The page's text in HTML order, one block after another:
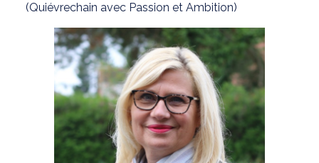
(Quiévrechain avec Passion et Ambition)